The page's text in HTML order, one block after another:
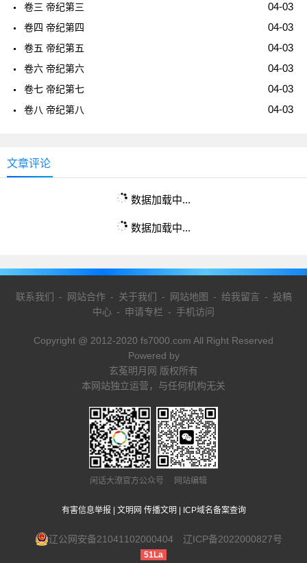
04-03
卷三 帝纪第三
04-03
卷四 帝纪第四
04-03
卷五 帝纪第五
04-03
卷六 帝纪第六
04-03
卷七 帝纪第七
04-03
卷八 帝纪第八
文章评论
数据加载中...
数据加载中...
联系我们 - 网站合作- 关于我们 - 网站地图 - 给我留言 - 投稿
中心 - 申请专栏 - 手机访问
Copyright @ 2012-2020 fs7000.com All Right Reserved
Powered by
玄菟明月网 版权所有
本网站独立运营，与任何机构无关
闲话大潦官方公众号 网站编辑
有害信息举报 文明网 传播文明 ICP域名备案查询
辽公网安备21041102000404 辽ICP备2022000827号
51La